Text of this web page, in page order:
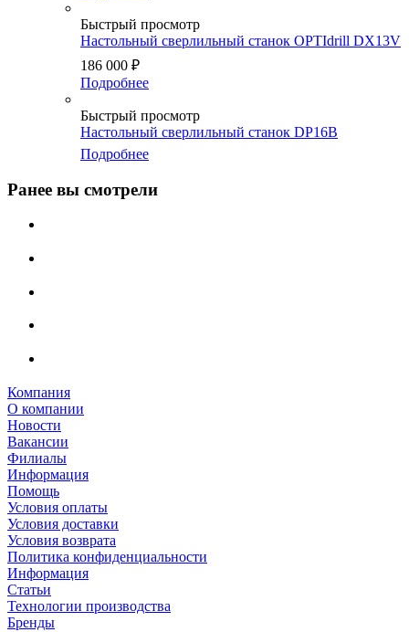
Быстрый просмотр
Настольный сверлильный станок OPTIdrill DX13V
186 000 ₽
Подробнее
Быстрый просмотр
Настольный сверлильный станок DP16B
Подробнее
Ранее вы смотрели
Компания
О компании
Новости
Вакансии
Филиалы
Информация
Помощь
Условия оплаты
Условия доставки
Условия возврата
Политика конфиденциальности
Информация
Статьи
Технологии производства
Бренды